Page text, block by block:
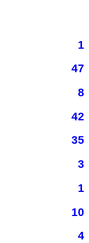
1
47
8
42
35
3
1
10
4